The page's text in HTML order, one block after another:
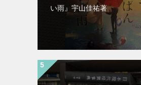
い雨』宇山佳祐著